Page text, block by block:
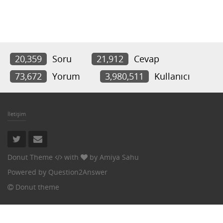
20,359 Soru 21,912
Cevap
73,672
Yorum 3,980,511 Kullanıcı
İletişim
Donut Theme with by Amiya Sahu
Powered by Question2Answer
Donut theme